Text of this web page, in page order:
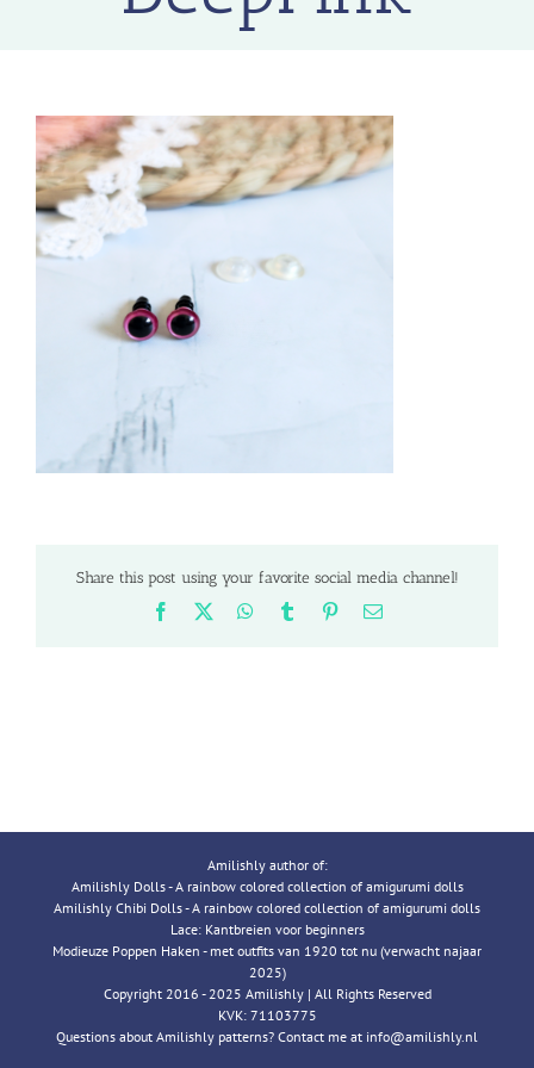
Share this post using your favorite social media channel!
Facebook WhatsApp
Tumblr PinterestEmail
Amilishly author of:
Amilishly Dolls - A rainbow colored collection of amigurumi dolls
Amilishly Chibi Dolls - A rainbow colored collection of amigurumi dolls
Lace: Kantbreien voor beginners
Modieuze Poppen Haken - met outfits van 1920 tot nu (verwacht najaar
2025)
Copyright 2016 - 2025 Amilishly | All Rights Reserved
KVK: 71103775
Questions about Amilishly patterns? Contact me at info@amilishly.nl